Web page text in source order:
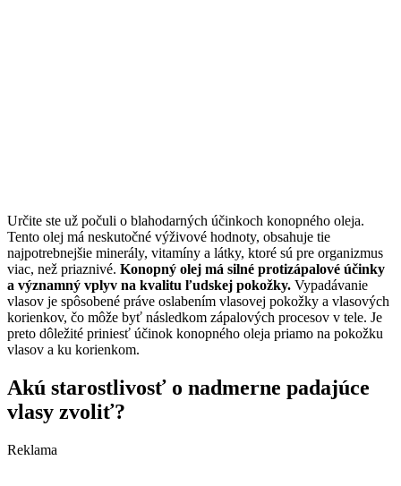
Určite ste už počuli o blahodarných účinkoch konopného oleja.
Tento olej má neskutočné výživové hodnoty, obsahuje tie
najpotrebnejšie minerály, vitamíny a látky, ktoré sú pre organizmus
viac, než priaznivé. Konopný olej má silné protizápalové účinky
a významný vplyv na kvalitu ľudskej pokožky. Vypadávanie
vlasov je spôsobené práve oslabením vlasovej pokožky a vlasových
korienkov, čo môže byť následkom zápalových procesov v tele. Je
preto dôležité priniesť účinok konopného oleja priamo na pokožku
vlasov a ku korienkom.
Akú starostlivosť o nadmerne padajúce
vlasy zvoliť?
Reklama